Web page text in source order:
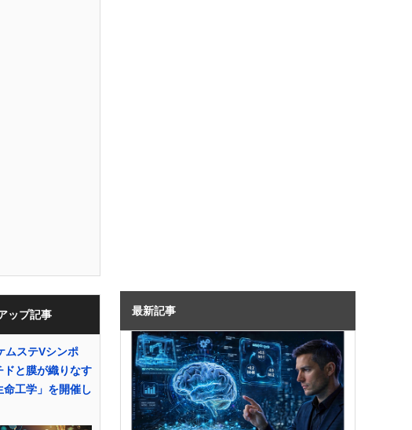
ップ記事
ムステVシンポ
ドと膜が織りなす
命工学」を開催し
最新記事